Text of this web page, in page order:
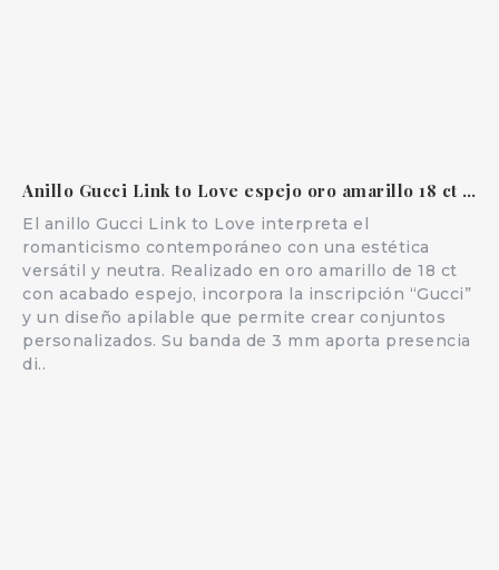
Anillo Gucci Link to Love espejo oro amarillo 18 ct apilable
El anillo Gucci Link to Love interpreta el
romanticismo contemporáneo con una estética
versátil y neutra. Realizado en oro amarillo de 18 ct
con acabado espejo, incorpora la inscripción “Gucci”
y un diseño apilable que permite crear conjuntos
personalizados. Su banda de 3 mm aporta presencia
di..